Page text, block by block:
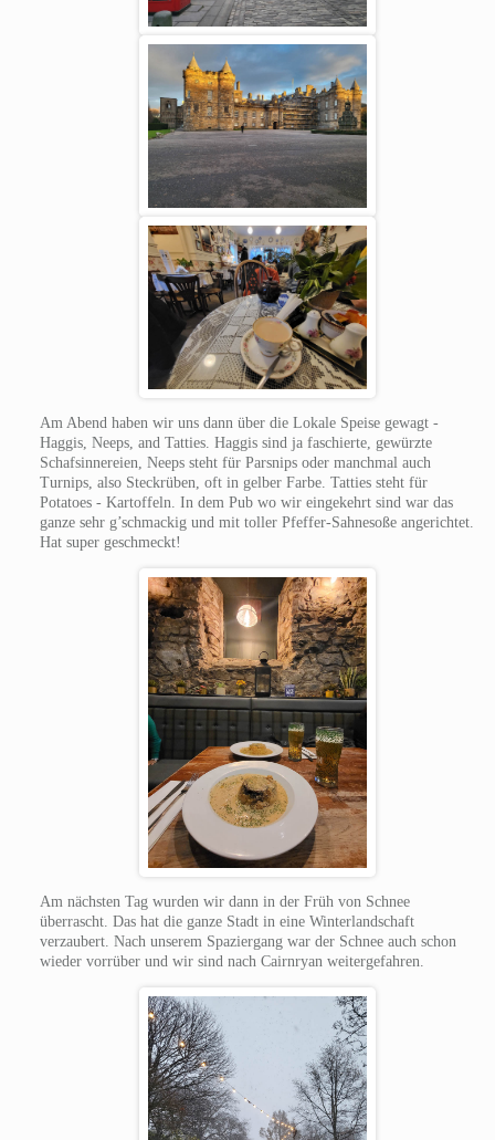
Am Abend haben wir uns dann über die Lokale Speise gewagt -
Haggis, Neeps, and Tatties. Haggis sind ja faschierte, gewürzte
Schafsinnereien, Neeps steht für Parsnips oder manchmal auch
Turnips, also Steckrüben, oft in gelber Farbe. Tatties steht für
Potatoes - Kartoffeln. In dem Pub wo wir eingekehrt sind war das
ganze sehr g’schmackig und mit toller Pfeffer-Sahnesoße angerichtet.
Hat super geschmeckt!
Am nächsten Tag wurden wir dann in der Früh von Schnee
überrascht. Das hat die ganze Stadt in eine Winterlandschaft
verzaubert. Nach unserem Spaziergang war der Schnee auch schon
wieder vorrüber und wir sind nach Cairnryan weitergefahren.